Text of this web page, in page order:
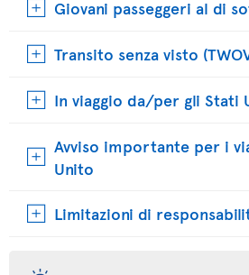
Giovani passeggeri al di
Transito senza visto
In viaggio da/per gli Stati
Avviso importante per i
Unito
Limitazioni di